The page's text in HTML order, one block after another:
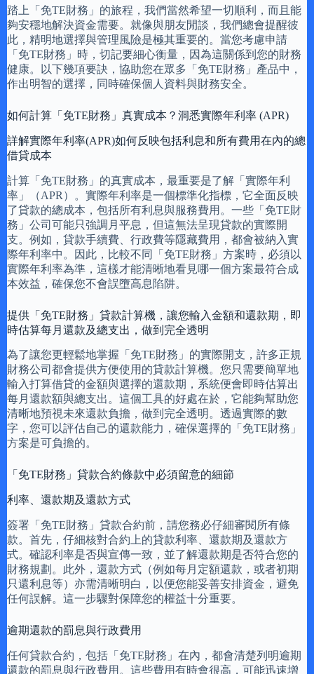
踏上「免TE財務」的旅程，我們當然希望一切順利，而且能
夠安穩地解決資金需要。就像與朋友閒談，我們總會提醒彼
此，精明地選擇與管理風險是極其重要的。當您考慮申請
「免TE財務」時，切記要細心衡量，因為這關係到您的財務
健康。以下幾項要訣，協助您在眾多「免TE財務」產品中，
作出明智的選擇，同時確保個人資料與財務安全。
如何計算「免TE財務」真實成本？洞悉實際年利率 (APR)
詳解實際年利率(APR)如何反映包括利息和所有費用在內的總
借貸成本
計算「免TE財務」的真實成本，最重要是了解「實際年利
率」（APR）。實際年利率是一個標準化指標，它全面反映
了貸款的總成本，包括所有利息與服務費用。一些「免TE財
務」公司可能只強調月平息，但這無法呈現貸款的實際開
支。例如，貸款手續費、行政費等隱藏費用，都會被納入實
際年利率中。因此，比較不同「免TE財務」方案時，必須以
實際年利率為準，這樣才能清晰地看見哪一個方案最符合成
本效益，確保您不會誤墮高息陷阱。
提供「免TE財務」貸款計算機，讓您輸入金額和還款期，即
時估算每月還款及總支出，做到完全透明
為了讓您更輕鬆地掌握「免TE財務」的實際開支，許多正規
財務公司都會提供方便使用的貸款計算機。您只需要簡單地
輸入打算借貸的金額與選擇的還款期，系統便會即時估算出
每月還款額與總支出。這個工具的好處在於，它能夠幫助您
清晰地預視未來還款負擔，做到完全透明。透過實際的數
字，您可以評估自己的還款能力，確保選擇的「免TE財務」
方案是可負擔的。
「免TE財務」貸款合約條款中必須留意的細節
利率、還款期及還款方式
簽署「免TE財務」貸款合約前，請您務必仔細審閱所有條
款。首先，仔細核對合約上的貸款利率、還款期及還款方
式。確認利率是否與宣傳一致，並了解還款期是否符合您的
財務規劃。此外，還款方式（例如每月定額還款，或者初期
只還利息等）亦需清晰明白，以便您能妥善安排資金，避免
任何誤解。這一步驟對保障您的權益十分重要。
逾期還款的罰息與行政費用
任何貸款合約，包括「免TE財務」在內，都會清楚列明逾期
還款的罰息與行政費用。這些費用有時會很高，可能迅速增